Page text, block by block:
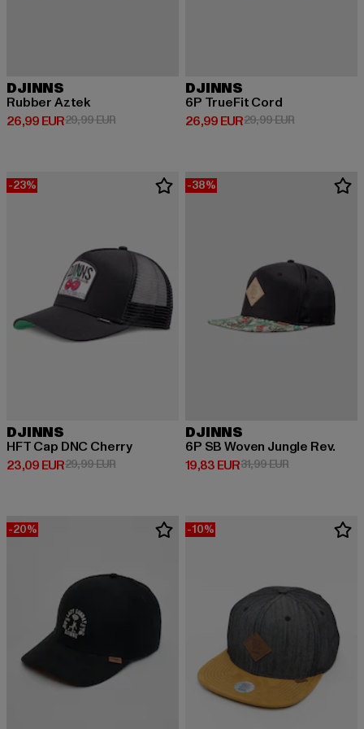
DJINNS
Rubber Aztek
26,99 EUR
Derzeitiger Preis: 26,99 EUR
29,99 EURAktionspreis: 29,99 EUR
DJINNS
6P TrueFit Cord
26,99 EUR
Derzeitiger Preis: 26,99 EUR
29,99 EURAktionspreis:
-23%
DJINNS
HFT Cap DNC Cherry
23,09 EUR
Derzeitiger Preis: 23,09 EUR
29,99 EURAktionspreis: 29,99 EUR
-38%
DJINNS
6P SB Woven Jungle Rev.
19,83 EUR
Derzeitiger Preis: 19,83 EUR
31,99 EURAktionspreis:
-20% -10%